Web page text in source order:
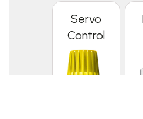
Servo
Control